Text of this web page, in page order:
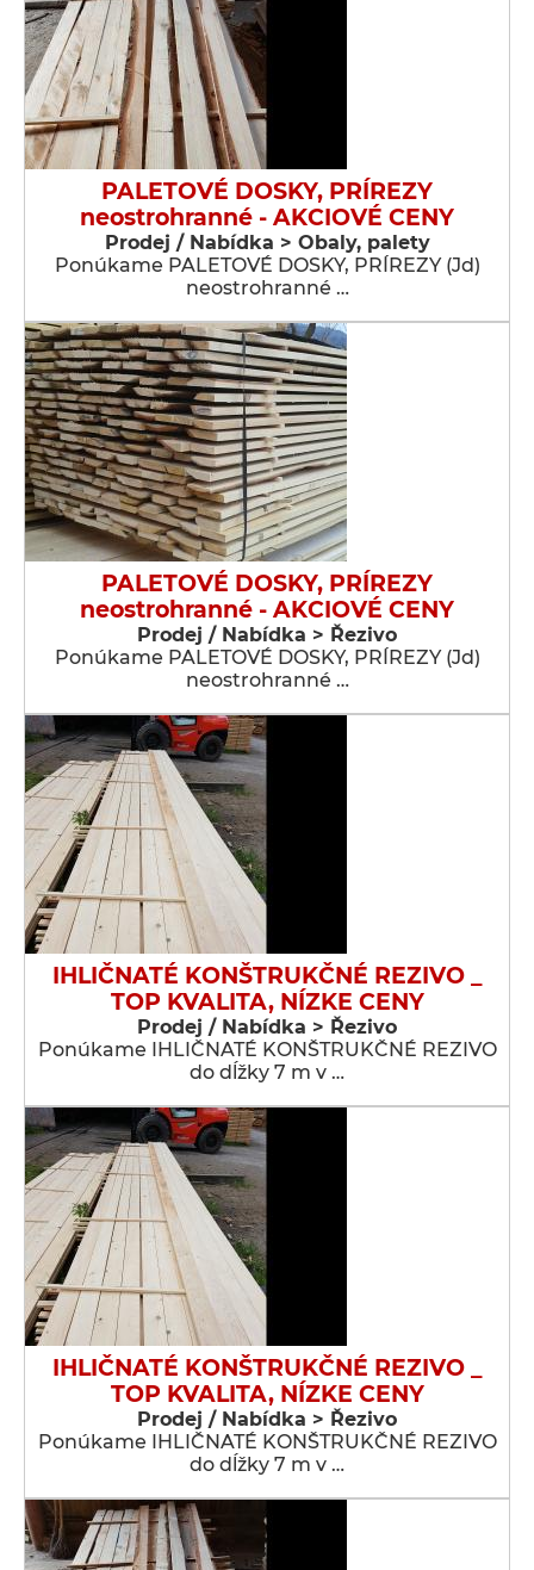
PALETOVÉ DOSKY, PRÍREZY
neostrohranné - AKCIOVÉ CENY
Prodej / Nabídka > Obaly, palety
Ponúkame PALETOVÉ DOSKY, PRÍREZY (Jd)
neostrohranné …
PALETOVÉ DOSKY, PRÍREZY
neostrohranné - AKCIOVÉ CENY
Prodej / Nabídka > Řezivo
Ponúkame PALETOVÉ DOSKY, PRÍREZY (Jd)
neostrohranné …
IHLIČNATÉ KONŠTRUKČNÉ REZIVO _
TOP KVALITA, NÍZKE CENY
Prodej / Nabídka > Řezivo
Ponúkame IHLIČNATÉ KONŠTRUKČNÉ REZIVO
do dĺžky 7 m v …
IHLIČNATÉ KONŠTRUKČNÉ REZIVO _
TOP KVALITA, NÍZKE CENY
Prodej / Nabídka > Řezivo
Ponúkame IHLIČNATÉ KONŠTRUKČNÉ REZIVO
do dĺžky 7 m v …